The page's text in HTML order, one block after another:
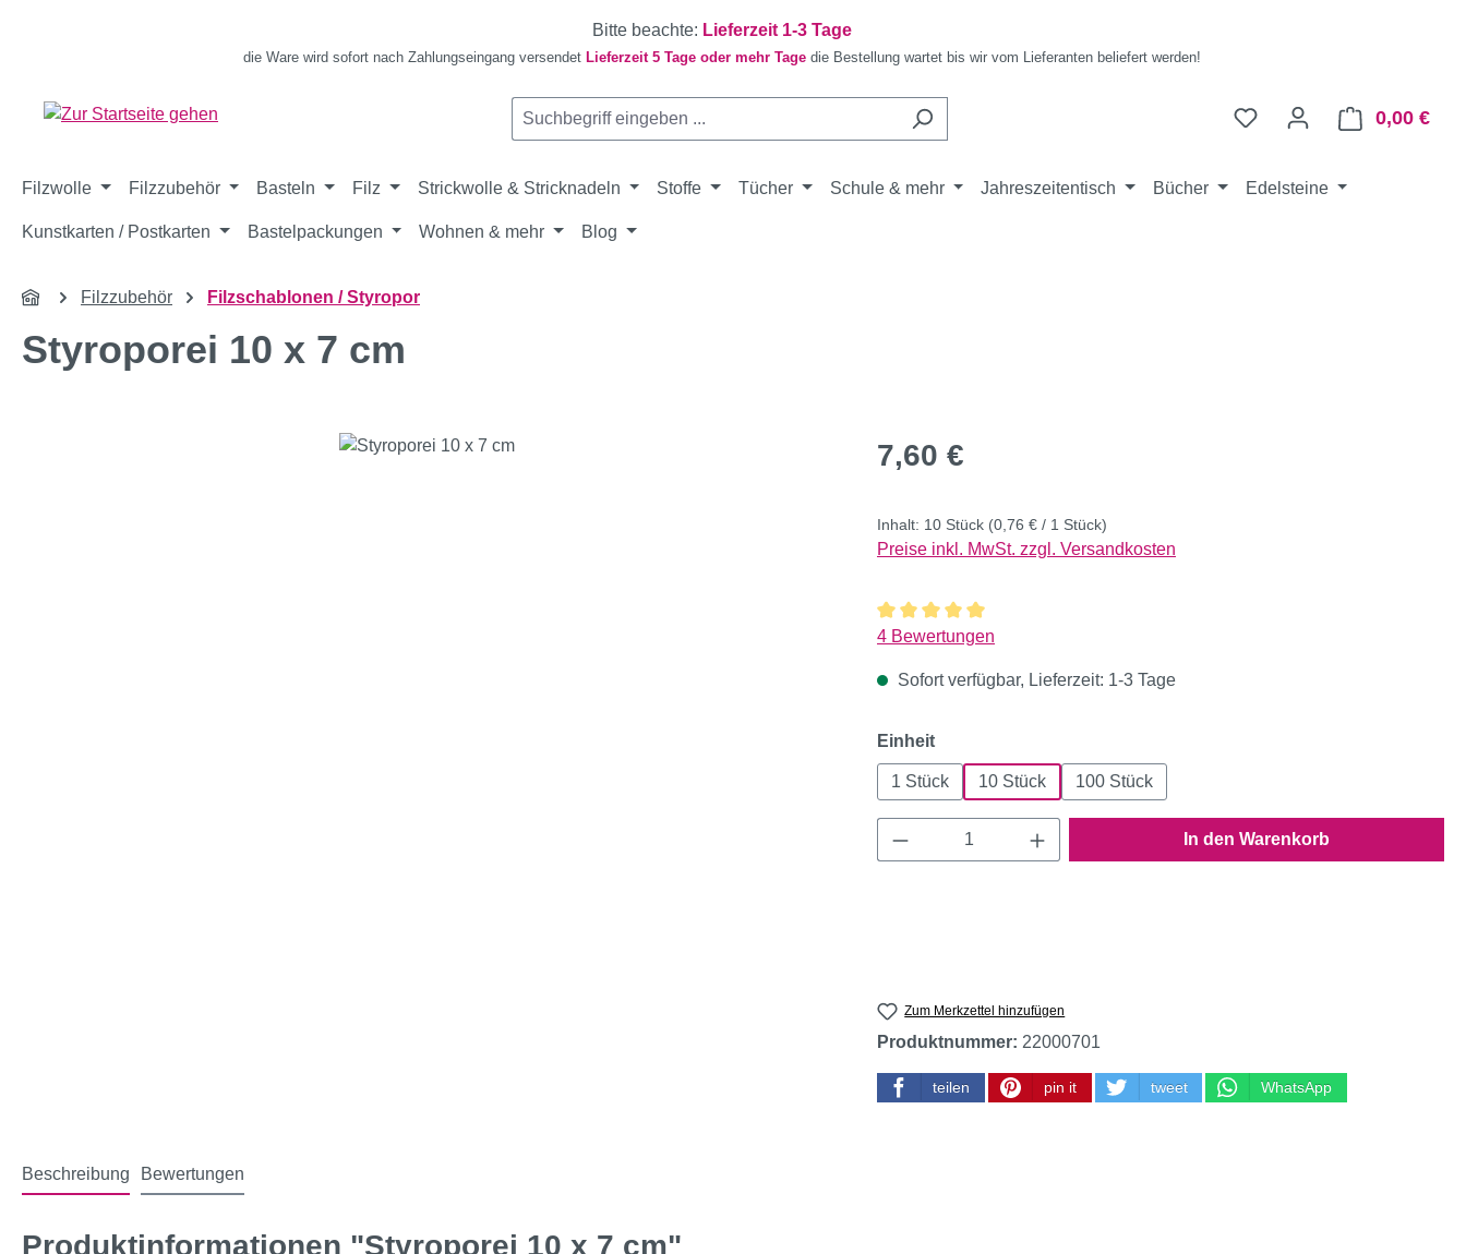
Bitte beachte: Lieferzeit 1-3 Tage
die Ware wird sofort nach Zahlungseingang versendet Lieferzeit 5 Tage oder mehr Tage die Bestellung wartet bis wir vom Lieferanten beliefert werden!
0,00 €
Filzwolle Filzzubehör Basteln Filz Strickwolle & Stricknadeln Stoffe Tücher Schule & mehr Jahreszeitentisch Bücher Edelsteine
Kunstkarten / Postkarten Bastelpackungen Wohnen & mehr Blog
Filzzubehör Filzschablonen / Styropor
Styroporei 10 x 7 cm
Regulärer Preis:
7,60 €
Inhalt: 10 Stück (0,76 € / 1 Stück)
Preise inkl. MwSt. zzgl. Versandkosten
Durchschnittliche Bewertung von 5 von 5 Sternen
4 Bewertungen
Sofort verfügbar, Lieferzeit: 1-3 Tage
Einheitauswählen
1 Stück 10 Stück 100 Stück
Produkt Anzahl: Gib den gewünschten Wert ein
In den Warenkorb
Zum Merkzettel hinzufügen
Produktnummer: 22000701
teilen pin it tweet WhatsApp
Beschreibung Bewertungen
Produktinformationen "Styroporei 10 x 7 cm"